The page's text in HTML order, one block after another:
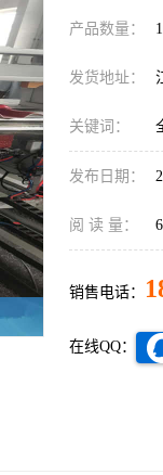
产品数量：
发货地址：
关键词：
发布日期：
阅 读 量：
销售电话：
在线QQ：